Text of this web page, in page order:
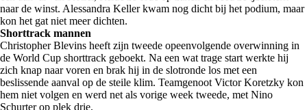
naar de winst. Alessandra Keller kwam nog dicht bij het podium, maar
kon het gat niet meer dichten.
Shorttrack mannen
Christopher Blevins heeft zijn tweede opeenvolgende overwinning in
de World Cup shorttrack geboekt. Na een wat trage start werkte hij
zich knap naar voren en brak hij in de slotronde los met een
beslissende aanval op de steile klim. Teamgenoot Victor Koretzky kon
hem niet volgen en werd net als vorige week tweede, met Nino
Schurter op plek drie.